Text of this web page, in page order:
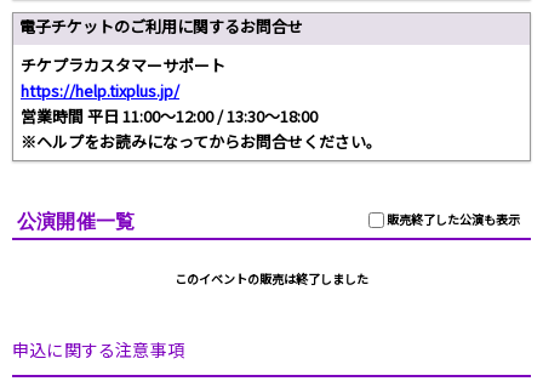
電子チケットのご利用に関するお問合せ
チケプラカスタマーサポート
https://help.tixplus.jp/
営業時間 平日 11:00～12:00 / 13:30～18:00
※ヘルプをお読みになってからお問合せください。
販売終了した公演も表示
公演開催一覧
このイベントの販売は終了しました
申込に関する注意事項